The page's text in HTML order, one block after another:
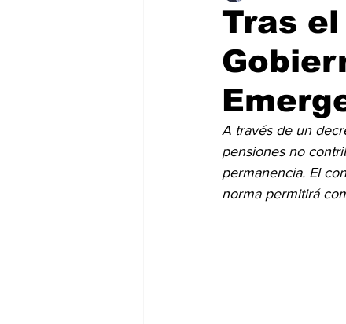
Roldán
Asociación Rosarina
Medioambiente
Tras
A través de un
pensiones no
permanencia. El
norma permitirá